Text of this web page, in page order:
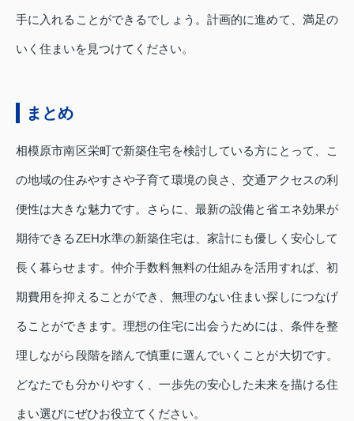
手に入れることができるでしょう。計画的に進めて、満足の
いく住まいを見つけてください。
まとめ
相模原市南区栄町で新築住宅を検討している方にとって、こ
の地域の住みやすさや子育て環境の良さ、交通アクセスの利
便性は大きな魅力です。さらに、最新の設備と省エネ効果が
期待できるZEH水準の新築住宅は、家計にも優しく安心して
長く暮らせます。仲介手数料無料の仕組みを活用すれば、初
期費用を抑えることができ、無理のない住まい探しにつなげ
ることができます。理想の住宅に出会うためには、条件を整
理しながら段階を踏んで慎重に選んでいくことが大切です。
どなたでも分かりやすく、一歩先の安心した未来を描ける住
まい選びにぜひお役立てください。